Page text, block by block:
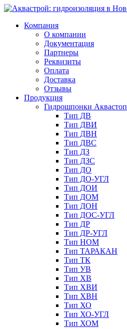
Компания
О компании
Документация
Партнеры
Реквизиты
Оплата
Доставка
Отзывы
Продукция
Гидрошпонки Аквастоп
Тип ДВ
Тип ДВИ
Тип ДВН
Тип ДВС
Тип ДЗ
Тип ДЗС
Тип ДО
Тип ДО-УГЛ
Тип ДОИ
Тип ДОМ
Тип ДОН
Тип ДОС-УГЛ
Тип ДР
Тип ДР-УГЛ
Тип НОМ
Тип ТАРАКАН
Тип ТК
Тип УВ
Тип ХВ
Тип ХВИ
Тип ХВН
Тип ХО
Тип ХО-УГЛ
Тип ХОМ